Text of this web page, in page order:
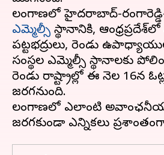
తెలంగాణలో హైదరాబాద్-
ఎమ్మెల్సీ స్థానానికి,
పట్టభద్రులు, రెండు
సంస్థల ఎమ్మెల్సీ స్థానాలకు
రెండు రాష్ట్రాల్లో ఈ నెల 16న
జరగనుంది.
తెలంగాణలో ఎలాంటి